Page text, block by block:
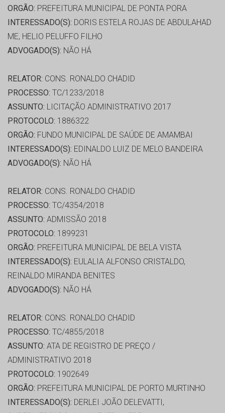
ORGÃO: PREFEITURA MUNICIPAL DE PONTA PORA
INTERESSADO(S): DORIS ESTELA ROJAS DE ABDULAHAD
ME, HELIO PELUFFO FILHO
ADVOGADO(S): NÃO HÁ
RELATOR: CONS. RONALDO CHADID
PROCESSO: TC/1233/2018
ASSUNTO: LICITAÇÃO ADMINISTRATIVO 2017
PROTOCOLO: 1886322
ORGÃO: FUNDO MUNICIPAL DE SAÚDE DE AMAMBAI
INTERESSADO(S): EDINALDO LUIZ DE MELO BANDEIRA
ADVOGADO(S): NÃO HÁ
RELATOR: CONS. RONALDO CHADID
PROCESSO: TC/4354/2018
ASSUNTO: ADMISSÃO 2018
PROTOCOLO: 1899231
ORGÃO: PREFEITURA MUNICIPAL DE BELA VISTA
INTERESSADO(S): EULALIA ALFONSO CRISTALDO,
REINALDO MIRANDA BENITES
ADVOGADO(S): NÃO HÁ
RELATOR: CONS. RONALDO CHADID
PROCESSO: TC/4855/2018
ASSUNTO: ATA DE REGISTRO DE PREÇO /
ADMINISTRATIVO 2018
PROTOCOLO: 1902649
ORGÃO: PREFEITURA MUNICIPAL DE PORTO MURTINHO
INTERESSADO(S): DERLEI JOÃO DELEVATTI,